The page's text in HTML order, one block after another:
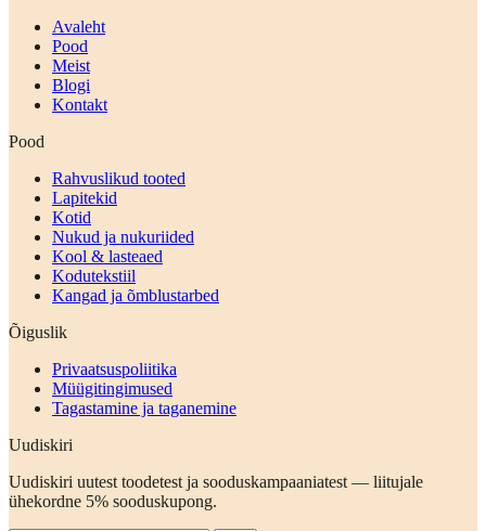
Avaleht
Pood
Meist
Blogi
Kontakt
Pood
Rahvuslikud tooted
Lapitekid
Kotid
Nukud ja nukuriided
Kool & lasteaed
Kodutekstiil
Kangad ja õmblustarbed
Õiguslik
Privaatsuspoliitika
Müügitingimused
Tagastamine ja taganemine
Uudiskiri
Uudiskiri uutest toodetest ja sooduskampaaniatest — liitujale
ühekordne 5% sooduskupong.